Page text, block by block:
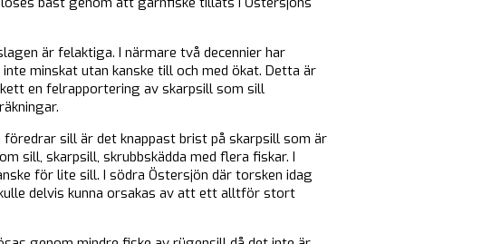
är felaktiga. I närmare två decennier har
minskat utan kanske till och med ökat. Detta är
en felrapportering av skarpsill som sill
sill är det knappast brist på skarpsill som är
sill, skarpsill, skrubbskädda med flera fiskar. I
för lite sill. I södra Östersjön där torsken idag
delvis kunna orsakas av att ett alltför stort